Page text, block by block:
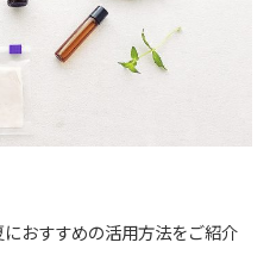
おすすめの活用方法をご紹介